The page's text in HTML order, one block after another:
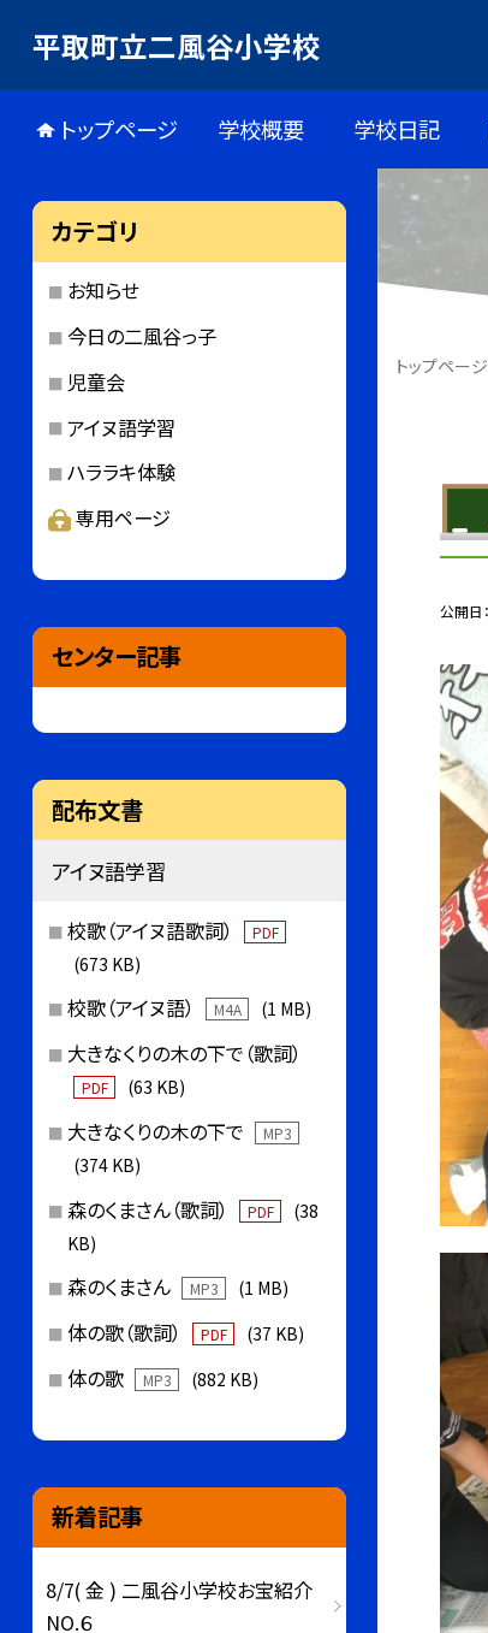
平取町立二風谷小学校
トップページ 学校概要 学校日記
トップページ
公開日
カテゴリ
お知らせ
今日の二風谷っ子
児童会
アイヌ語学習
ハララキ体験
専用ページ
センター記事
配布文書
アイヌ語学習
校歌（アイヌ語歌詞） PDF
(673 KB)
校歌（アイヌ語） M4A (1 MB)
大きなくりの木の下で（歌詞）
PDF (63 KB)
大きなくりの木の下で MP3
(374 KB)
森のくまさん（歌詞） PDF
(38
KB)
森のくまさん MP3 (1 MB)
体の歌（歌詞） PDF (37 KB)
体の歌 MP3 (882 KB)
新着記事
8/7( 金 ) 二風谷小学校お宝紹介
NO.６